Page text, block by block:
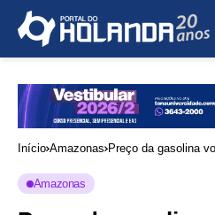
Início Amazonas Preço da gasolina
Amazonas